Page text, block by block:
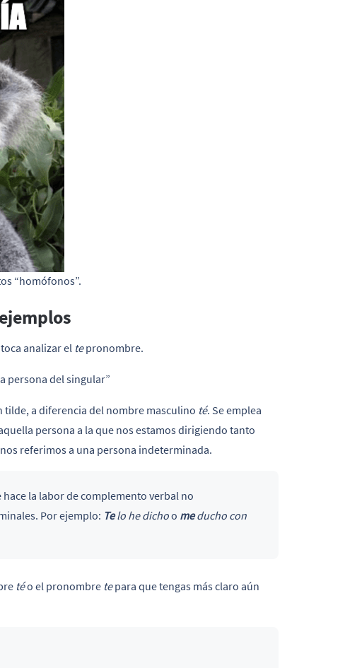
“homófonos”.
analizar el tepronombre.
persona del singular”
tilde, a diferencia del nombre masculino té. Se emplea
persona a la que nos estamos dirigiendo tanto
referimos a una persona indeterminada.
hace la labor de complemento verbal no
Por ejemplo: Telo he dichoo meducho con
téo el pronombre tepara que tengas más claro aún